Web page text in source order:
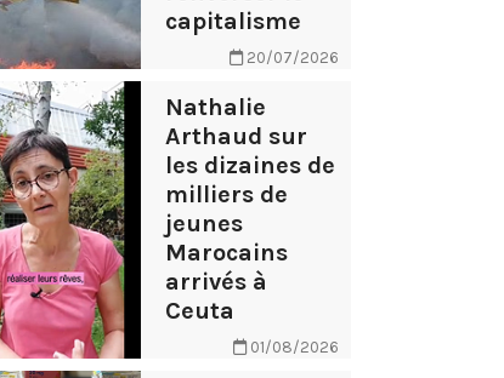
capitalisme
20/07/2026
Nathalie
Arthaud sur
les dizaines de
milliers de
jeunes
Marocains
arrivés à
Ceuta
01/08/2026